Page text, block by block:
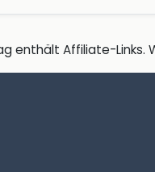
enthält Affiliate-Links.